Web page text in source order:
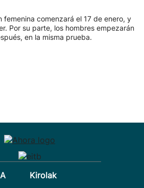
femenina comenzará el 17 de enero, y
Por su parte, los hombres empezarán
en la misma prueba.
Kirolak